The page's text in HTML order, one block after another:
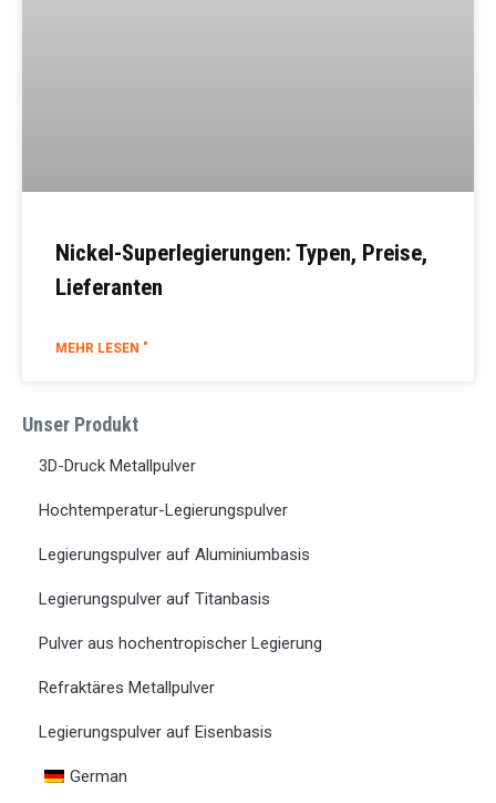
Nickel-Superlegierungen: Typen, Preise,
Lieferanten
MEHR LESEN "
Unser Produkt
3D-Druck Metallpulver
Hochtemperatur-Legierungspulver
Legierungspulver auf Aluminiumbasis
Legierungspulver auf Titanbasis
Pulver aus hochentropischer Legierung
Refraktäres Metallpulver
Legierungspulver auf Eisenbasis
German